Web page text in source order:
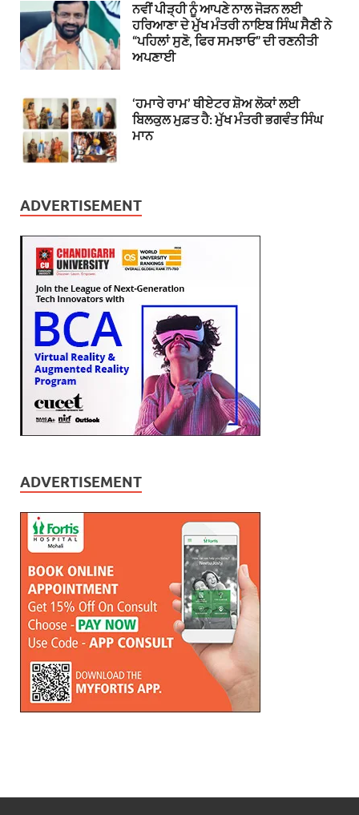
ਨਵੀਂ ਪੀੜ੍ਹੀ ਨੂੰ ਆਪਣੇ ਨਾਲ ਜੋੜਨ ਲਈ
ਹਰਿਆਣਾ ਦੇ ਮੁੱਖ ਮੰਤਰੀ ਨਾਇਬ ਸਿੰਘ ਸੈਣੀ ਨੇ
“ਪਹਿਲਾਂ ਸੁਣੋ, ਫਿਰ ਸਮਝਾਓ” ਦੀ ਰਣਨੀਤੀ
ਅਪਣਾਈ
‘ਹਮਾਰੇ ਰਾਮ’ ਥੀਏਟਰ ਸ਼ੋਅ ਲੋਕਾਂ ਲਈ
ਬਿਲਕੁਲ ਮੁਫ਼ਤ ਹੈ: ਮੁੱਖ ਮੰਤਰੀ ਭਗਵੰਤ ਸਿੰਘ
ਮਾਨ
ADVERTISEMENT
ADVERTISEMENT